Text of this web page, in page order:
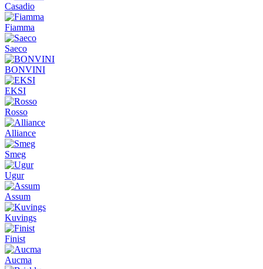
Casadio
Fiamma
Saeco
BONVINI
EKSI
Rosso
Alliance
Smeg
Ugur
Assum
Kuvings
Finist
Aucma